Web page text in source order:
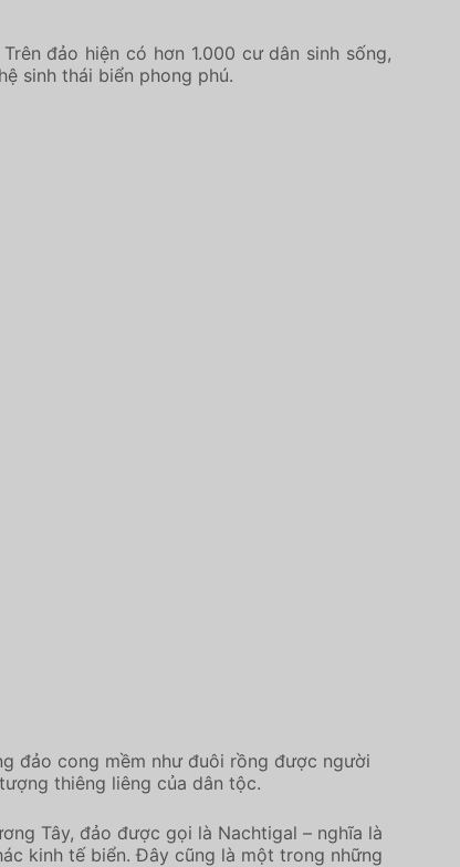
đảo hiện có hơn 1.000 cư dân sinh sống,
sinh thái biển phong phú.
đảo cong mềm như đuôi rồng được người
thiêng liêng của dân tộc.
Tây, đảo được gọi là Nachtigal – nghĩa là
kinh tế biển. Đây cũng là một trong những